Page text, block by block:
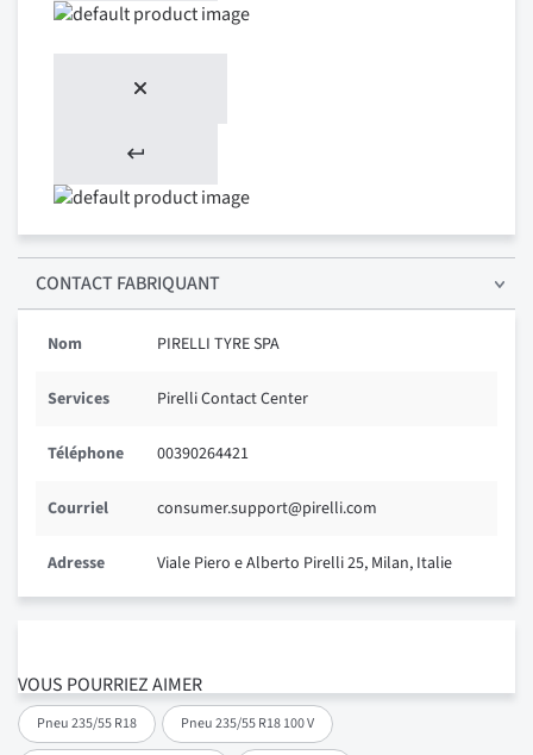
VOUS POURRIEZ AIMER
Pneu 235/55 R18 Pneu 235/55 R18 100 V
CONTACT FABRIQUANT
Nom PIRELLI TYRE SPA
Services Pirelli Contact Center
Téléphone 00390264421
Courriel consumer.support@pirelli.com
Adresse Viale Piero e Alberto Pirelli 25, Milan, Italie